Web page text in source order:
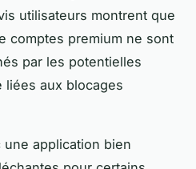
utilisateurs montrent que
comptes premium ne sont
par les potentielles
liées aux blocages
une application bien